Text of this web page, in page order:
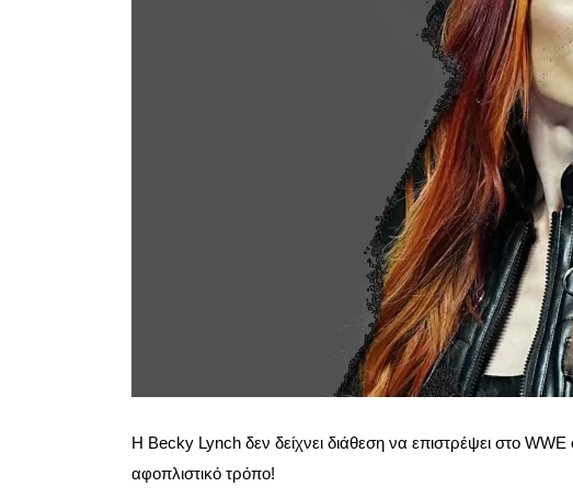
H Becky Lynch δεν δείχνει διάθεση να επιστρέψει στο
αφοπλιστικό τρόπο!